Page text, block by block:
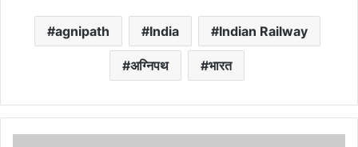
agnipath India Indian Railway
अग्निपथ भारत